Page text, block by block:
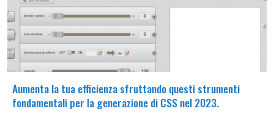
Aumenta la tua efficienza sfruttando questi strumenti
fondamentali per la generazione di CSS nel 2023.